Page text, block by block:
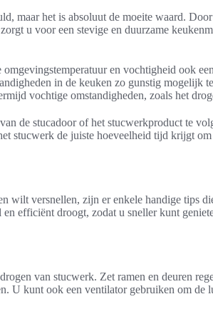
maar het is absoluut de moeite waard.
u voor een stevige en duurzame
en vochtigheid ook
in de keuken zo gunstig mogelijk
vochtige omstandigheden, zoals het
de stucadoor of het stucwerkproduct te
stucwerk de juiste hoeveelheid tijd krijgt
wilt versnellen, zijn er enkele handige tips
efficiënt droogt, zodat u sneller kunt
van stucwerk. Zet ramen en deuren
U kunt ook een ventilator gebruiken om de